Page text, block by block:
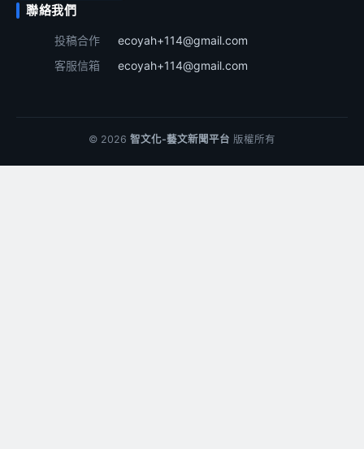
聯絡我們
投稿合作
ecoyah+114@gmail.com
客服信箱
ecoyah+114@gmail.com
© 2026 智文化-藝文新聞平台 版權所有